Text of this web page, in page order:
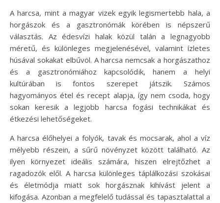
A harcsa, mint a magyar vizek egyik legismertebb hala, a
horgászok és a gasztronómák körében is népszerű
választás. Az édesvízi halak közül talán a legnagyobb
méretű, és különleges megjelenésével, valamint ízletes
húsával sokakat elbűvöl. A harcsa nemcsak a horgászathoz
és a gasztronómiához kapcsolódik, hanem a helyi
kultúrában is fontos szerepet játszik. Számos
hagyományos étel és recept alapja, így nem csoda, hogy
sokan keresik a legjobb harcsa fogási technikákat és
étkezési lehetőségeket.
A harcsa élőhelyei a folyók, tavak és mocsarak, ahol a víz
mélyebb részein, a sűrű növényzet között található. Az
ilyen környezet ideális számára, hiszen elrejtőzhet a
ragadozók elől. A harcsa különleges táplálkozási szokásai
és életmódja miatt sok horgásznak kihívást jelent a
kifogása. Azonban a megfelelő tudással és tapasztalattal a